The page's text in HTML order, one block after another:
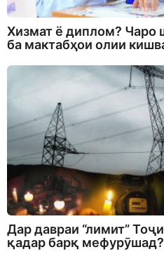
Хизмат ё диплом? Чаро
ба мактабҳои олии
Дар давраи “лимит”
қадар барқ мефурӯшад?